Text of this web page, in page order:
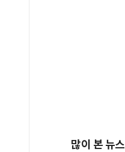
많이 본 뉴스